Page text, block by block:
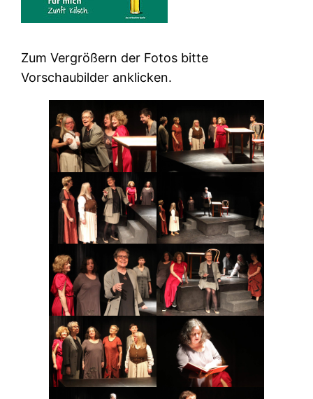
Zum Vergrößern der Fotos bitte
Vorschaubilder anklicken.